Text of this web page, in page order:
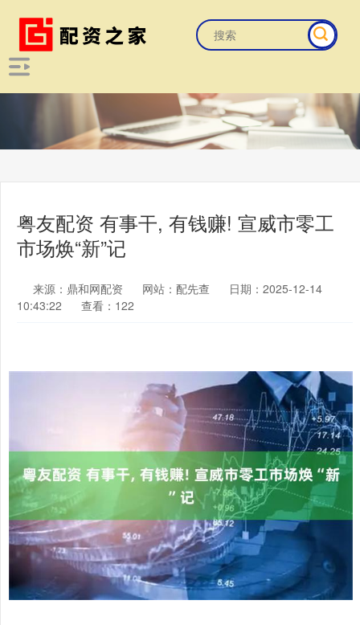
粤友配资 有事干, 有钱赚! 宣威市零工
市场焕“新”记
来源：鼎和网配资 网站：配先查
日期：2025-12-14
10:43:22
查看：122